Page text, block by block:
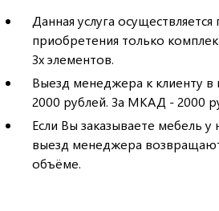
Данная услуга
приобретения только
3х элементов.
Выезд менеджера к клиенту
2000 рублей. За МКАД - 2000
Если Вы заказываете мебель у
выезд менеджера
объёме.